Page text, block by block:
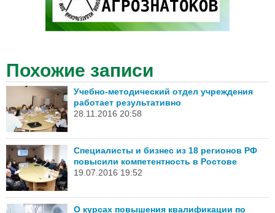
Похожие записи
Учебно-методический отдел учреждения
работает результативно
28.11.2016 20:58
Специалисты и бизнес из 18 регионов РФ
повысили компетентность в Ростове
19.07.2016 19:52
О курсах повышения квалификации по